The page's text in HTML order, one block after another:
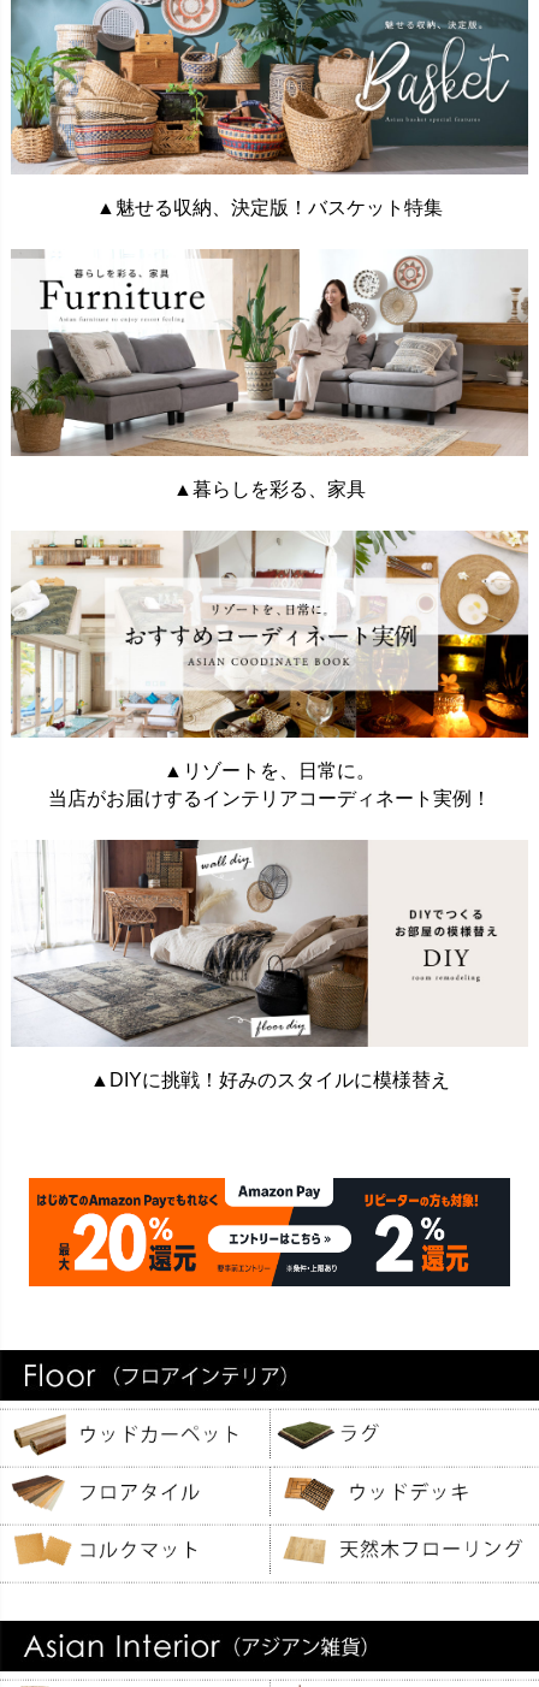
▲魅せる収納、決定版！バスケット特集
▲暮らしを彩る、家具
▲リゾートを、日常に。
当店がお届けするインテリアコーディネート実例！
▲DIYに挑戦！好みのスタイルに模様替え